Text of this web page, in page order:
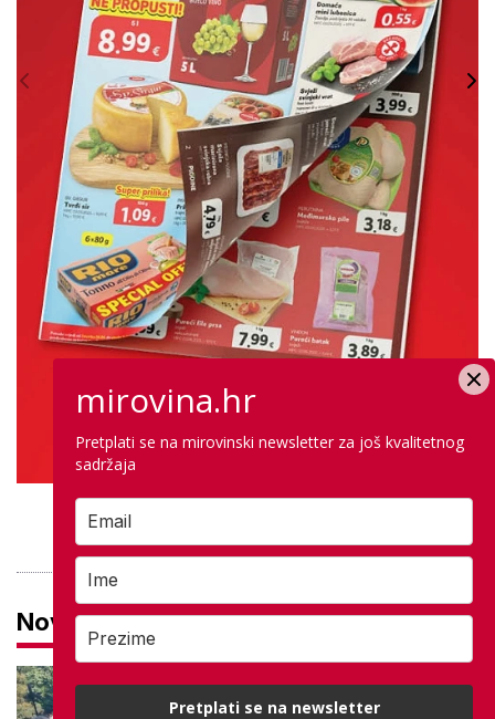
Novosti
mirovina.hr
Pretplati se na mirovinski newsletter za još kvalitetnog
sadržaja
Pretplati se na newsletter